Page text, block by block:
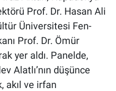
Prof. Dr. Hasan Ali
Üniversitesi Fen-
Prof. Dr. Ömür
yer aldı. Panelde,
Alatlı’nın düşünce
akıl ve irfan